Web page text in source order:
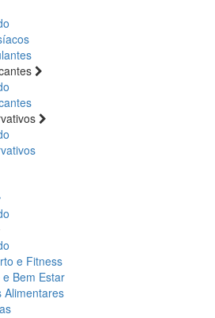
e Fitness
Bem Estar
Alimentares